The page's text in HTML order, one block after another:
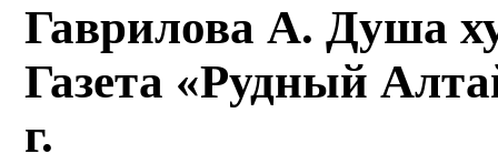
Гаврилова А. Душа
Газета «Рудный
г.